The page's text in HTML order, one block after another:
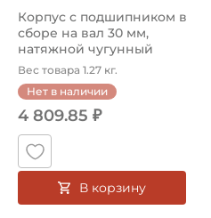
Корпус с подшипником в
сборе на вал 30 мм,
натяжной чугунный
корпус. Ар...
Вес товара 1.27 кг.
Нет в наличии
4 809.85 ₽
В корзину